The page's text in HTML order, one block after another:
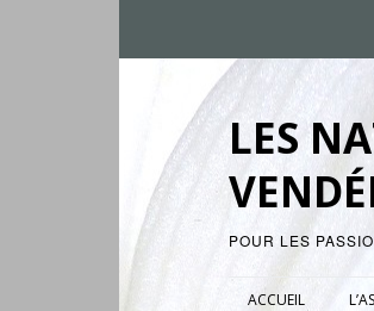
LES
POUR LES
ACCUEIL